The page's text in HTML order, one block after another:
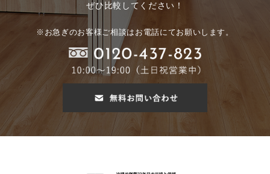
ぜひ比較してください！
※お急ぎのお客様ご相談はお電話にてお願いします。